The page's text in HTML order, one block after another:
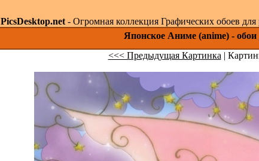
PicsDesktop.net- Огромная коллекция Графических обоев для
Японское Аниме (anime) - обои
<<< Предыдущая Картинка |